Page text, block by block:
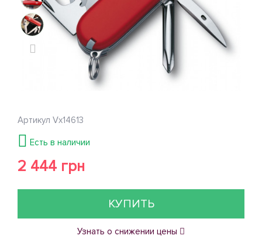
Артикул Vx14613
Есть в наличии
2 444 грн
КУПИТЬ
Узнать о снижении цены